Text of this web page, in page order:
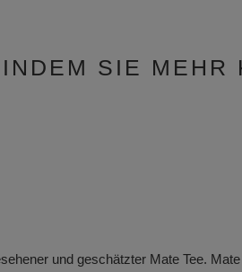
SIE MEHR
und geschätzter Mate Tee.